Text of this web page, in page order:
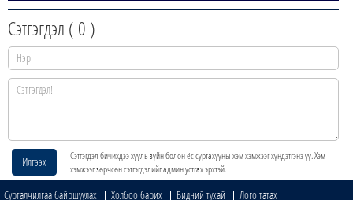
Сэтгэгдэл ( 0 )
Илгээх
Сэтгэгдэл бичихдээ хууль зүйн болон ёс суртахууны хэм хэмжээг хүндэтгэнэ үү. Хэм
хэмжээг зөрчсөн сэтгэгдэлийг админ устгах эрхтэй.
Сурталчилгаа байршуулах Холбоо барих Бидний тухай Лого татах